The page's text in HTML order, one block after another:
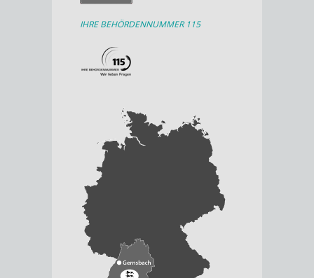
IHRE BEHÖRDENNUMMER 115